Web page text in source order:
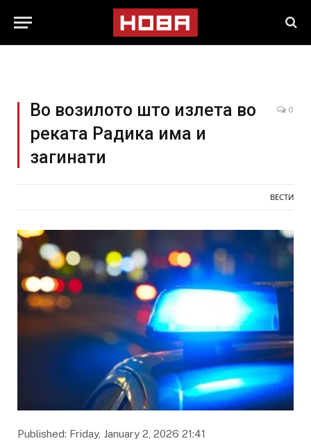
Во возилото што излета во
реката Радика има и
загинати
0
ВЕСТИ
Published: Friday, January 2, 2026 21:41